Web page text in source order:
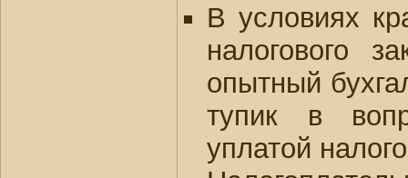
В условиях
налогового
опытный
тупик в
уплатой